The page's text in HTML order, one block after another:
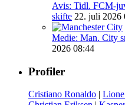
Avis: Tidl. FCM-
skifte 22. juli 2026
Medie: Man. City
2026 08:44
Profiler
Cristiano Ronaldo |